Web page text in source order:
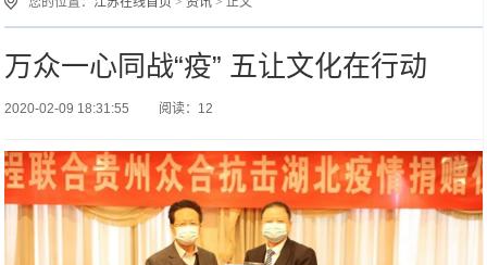
万众一心同战“疫” 五让文化在行动
2020-02-09 18:31:55 阅读：12